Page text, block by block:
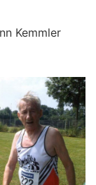
Kemmler